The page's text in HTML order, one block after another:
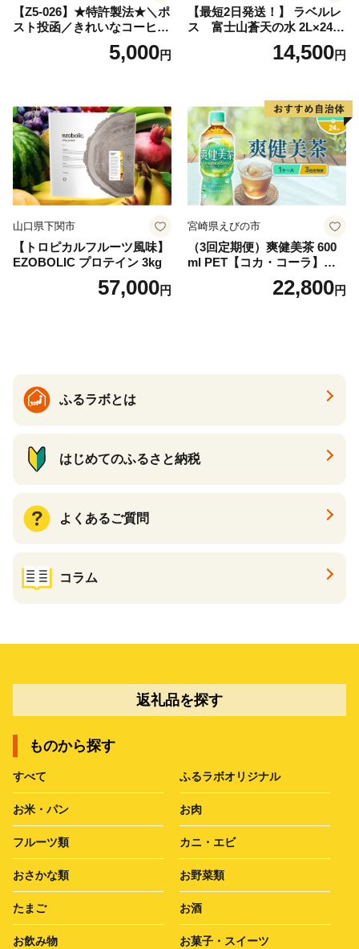
【Z5-026】★特許製法★＼ポ
スト投函／きれいなコーヒー
ドリップバッグ9種セット(18
袋)ゆうパケットでお届け！
5,000円
【最短2日発送！】 ラベルレ
ス 富士山蒼天の水 2L×24本
（4ケース）※離島不可 天然
水 ミネラルウォーター 水 ペ
産 シリカ ミネラル 美容 備蓄
防災 長期保存 富士山 山梨県
忍野村
14,500円
山口県下関市
【トロピカルフルーツ風味】
EZOBOLIC プロテイン 3kg
57,000円
宮崎県えびの市
（3回定期便）爽健美茶 600
ml PET【コカ・コーラ】ペ
ットボトル 1ケース(24本) 定
期便 3回(72本) セット お茶
22,800円
ふるラボとは
はじめてのふるさと納税
よくあるご質問
コラム
返礼品を探す
ものから探す
すべて ふるラボオリジナル
お米・パン お肉
フルーツ類 カニ・エビ
おさかな類 お野菜類
たまご お酒
お飲み物 お菓子・スイーツ